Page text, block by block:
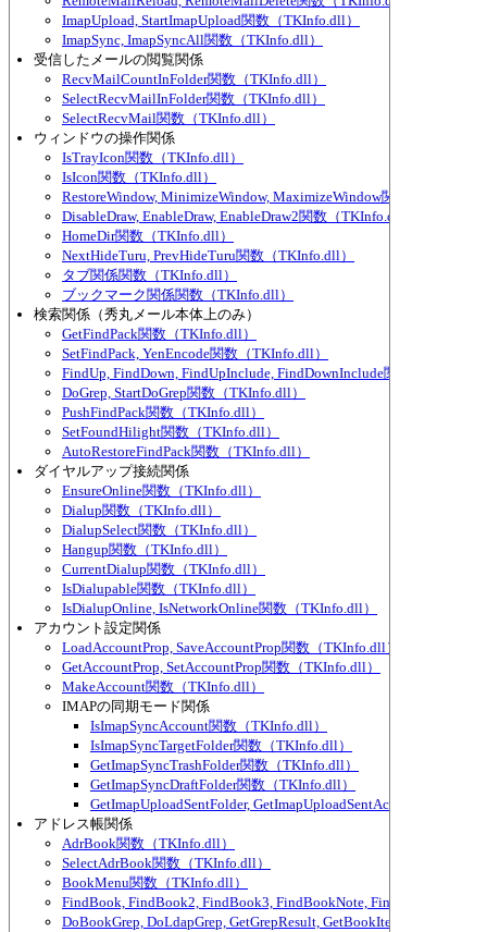
ImapUpload, StartImapUpload関数（TKInfo.dll）
ImapSync, ImapSyncAll関数（TKInfo.dll）
受信したメールの閲覧関係
RecvMailCountInFolder関数（TKInfo.dll）
SelectRecvMailInFolder関数（TKInfo.dll）
SelectRecvMail関数（TKInfo.dll）
ウィンドウの操作関係
IsTrayIcon関数（TKInfo.dll）
IsIcon関数（TKInfo.dll）
RestoreWindow, MinimizeWindow, MaximizeWindow関数（
DisableDraw, EnableDraw, EnableDraw2関数（TKInfo.dll）
HomeDir関数（TKInfo.dll）
NextHideTuru, PrevHideTuru関数（TKInfo.dll）
タブ関係関数（TKInfo.dll）
ブックマーク関係関数（TKInfo.dll）
検索関係（秀丸メール本体上のみ）
GetFindPack関数（TKInfo.dll）
SetFindPack, YenEncode関数（TKInfo.dll）
FindUp, FindDown, FindUpInclude, FindDownInclude関数（
DoGrep, StartDoGrep関数（TKInfo.dll）
PushFindPack関数（TKInfo.dll）
SetFoundHilight関数（TKInfo.dll）
AutoRestoreFindPack関数（TKInfo.dll）
ダイヤルアップ接続関係
EnsureOnline関数（TKInfo.dll）
Dialup関数（TKInfo.dll）
DialupSelect関数（TKInfo.dll）
Hangup関数（TKInfo.dll）
CurrentDialup関数（TKInfo.dll）
IsDialupable関数（TKInfo.dll）
IsDialupOnline, IsNetworkOnline関数（TKInfo.dll）
アカウント設定関係
LoadAccountProp, SaveAccountProp関数（TKInfo.dll）
GetAccountProp, SetAccountProp関数（TKInfo.dll）
MakeAccount関数（TKInfo.dll）
IMAPの同期モード関係
IsImapSyncAccount関数（TKInfo.dll）
IsImapSyncTargetFolder関数（TKInfo.dll）
GetImapSyncTrashFolder関数（TKInfo.dll）
GetImapSyncDraftFolder関数（TKInfo.dll）
GetImapUploadSentFolder, GetImapUploadSentAccount関数（
アドレス帳関係
AdrBook関数（TKInfo.dll）
SelectAdrBook関数（TKInfo.dll）
BookMenu関数（TKInfo.dll）
FindBook, FindBook2, FindBook3, FindBookNote, FindBookNote2
DoBookGrep, DoLdapGrep, GetGrepResult, GetBookItemPart関数（